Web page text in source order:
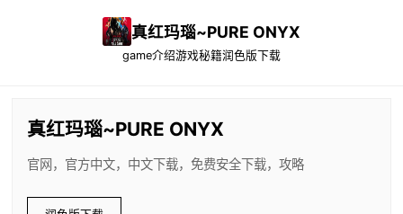
真红玛瑙~PURE ONYX
game介绍游戏秘籍润色版下载
真红玛瑙~PURE ONYX
官网，官方中文，中文下载，免费安全下载，攻略